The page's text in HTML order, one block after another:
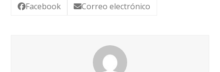
Facebook Correo electrónico